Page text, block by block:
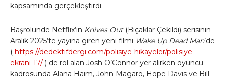
kapsamında gerçekleştirdi.
Başrolünde Netflix’in Knives Out(Bıçaklar Çekildi) serisinin
Aralık 2025’te yayına giren yeni filmi Wake Up Dead Man’de
( https://dedektifdergi.com/polisiye-hikayeler/polisiye-
ekrani-17/ ) de rol alan Josh O’Connor yer alırken oyuncu
kadrosunda Alana Haim, John Magaro, Hope Davis ve Bill